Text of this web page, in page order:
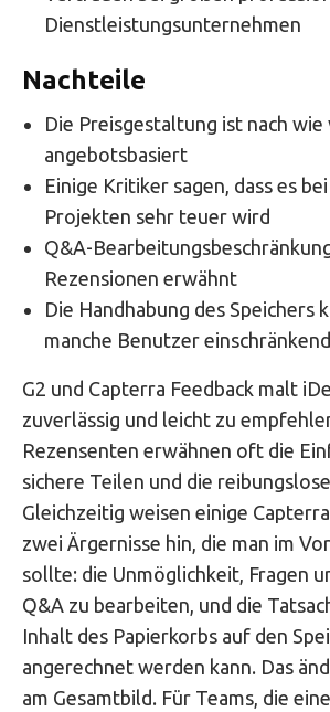
Dienstleistungsunternehmen
Nachteile
Die Preisgestaltung ist nach wie
angebotsbasiert
Einige Kritiker sagen, dass es
Projekten sehr teuer wird
Q&A-
Rezensionen erwähnt
Die Handhabung des Speichers
manche Benutzer
G2 und Capterra Feedback malt
zuverlässig und leicht zu
Rezensenten erwähnen oft die
sichere Teilen und die
Gleichzeitig weisen einige
zwei Ärgernisse hin, die man im
sollte: die Unmöglichkeit, Fragen
Q&A zu bearbeiten, und die
Inhalt des Papierkorbs auf den
angerechnet werden kann. Das
am Gesamtbild. Für Teams, die